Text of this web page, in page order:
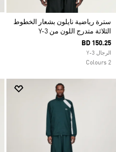
سترة رياضية نايلون بشعار الخطوط
الثلاثة متدرج اللون من Y-3
BD 150.25
الرجال Y-3
2 Colours